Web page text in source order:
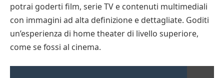
potrai goderti film, serie TV e contenuti multimediali
con immagini ad alta definizione e dettagliate. Goditi
un’esperienza di home theater di livello superiore,
come se fossi al cinema.